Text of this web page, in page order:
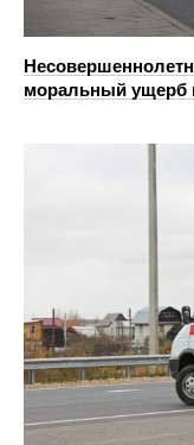
моральный ущерб